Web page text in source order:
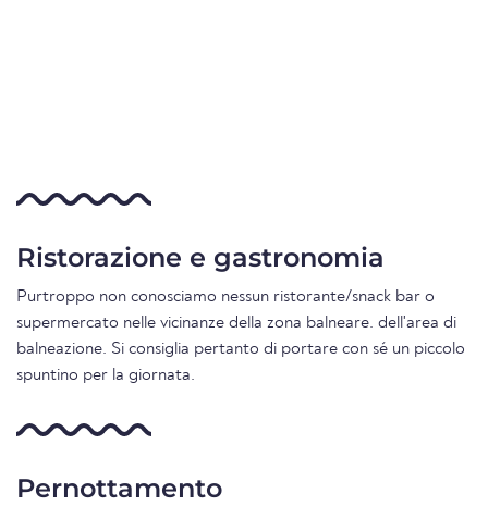
Ristorazione e gastronomia
Purtroppo non conosciamo nessun ristorante/snack bar o
supermercato nelle vicinanze della zona balneare. dell'area di
balneazione. Si consiglia pertanto di portare con sé un piccolo
spuntino per la giornata.
Pernottamento